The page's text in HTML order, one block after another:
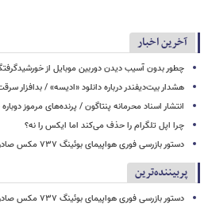
آخرین اخبار
چطور بدون آسیب دیدن دوربین موبایل از
هشدار بیت‌دیفندر درباره دانلود «ادیسه» / بدافزار
انتشار اسناد محرمانه پنتاگون / پرنده‌های مرموز
چرا اپل تلگرام را حذف می‌کند اما ایکس را نه؟
دستور بازرسی فوری هواپیمای بوئینگ ۷۳۷ مکس صادر شد
پربیننده‌ترین
دستور بازرسی فوری هواپیمای بوئینگ ۷۳۷ مکس صادر شد